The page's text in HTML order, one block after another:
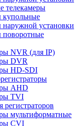
телекамеры
купольные
наружной установки
поворотные
NVR (для IP)
DVR
HD-SDI
AHD
TVI
регистраторов
мультиформатные
CVI